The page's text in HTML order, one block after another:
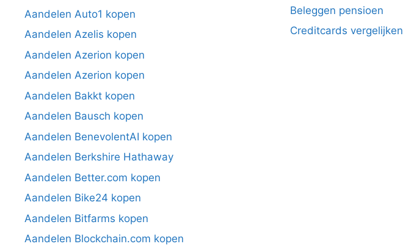
Aandelen Auto1 kopen
Aandelen Azelis kopen
Aandelen Azerion kopen
Aandelen Azerion kopen
Aandelen Bakkt kopen
Aandelen Bausch kopen
Aandelen BenevolentAI kopen
Aandelen Berkshire Hathaway
Aandelen Better.com kopen
Aandelen Bike24 kopen
Aandelen Bitfarms kopen
Aandelen Blockchain.com kopen
Beleggen pensioen
Creditcards vergelijken